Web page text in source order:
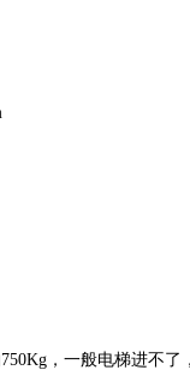
，一般电梯进不了